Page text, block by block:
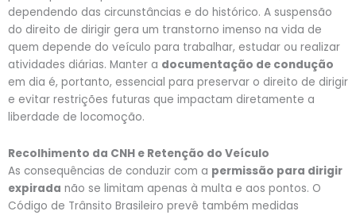
dependendo das circunstâncias e do histórico. A suspensão
do direito de dirigir gera um transtorno imenso na vida de
quem depende do veículo para trabalhar, estudar ou realizar
atividades diárias. Manter a documentação de condução
em dia é, portanto, essencial para preservar o direito de dirigir
e evitar restrições futuras que impactam diretamente a
liberdade de locomoção.
Recolhimento da CNH e Retenção do Veículo
As consequências de conduzir com a permissão para dirigir
expirada não se limitam apenas à multa e aos pontos. O
Código de Trânsito Brasileiro prevê também medidas